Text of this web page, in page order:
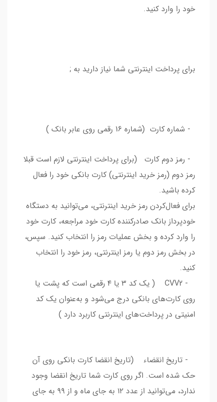
خود را وارد کنید.
برای پرداخت اینترنتی شما نیاز دارید به ;
- شماره کارت (شماره 16 رقمی روی عابر بانک )
- رمز دوم کارت (برای پرداخت اینترنتی لازم است قبلا
رمز دوم (رمز خرید اینترنتی) کارت بانکی خود را فعال
کرده باشید.
برای فعال‌کردن رمز خرید اینترنتی، می‏‌توانید به دستگاه
خودپرداز بانک صادرکننده کارت خود مراجعه، کارت خود
را وارد کرده و بخش عملیات رمز را انتخاب کنید. سپس،
در بخش رمز دوم یا رمز اینترنتی، رمز خود را انتخاب
کنید.
- CVV2 ( یک کد ۳ یا ۴ رقمی است که پشت یا
روی کارت‌‌‌‌‌‌‌‌‌‌‌‌‌‌‌‌‌‌‌‌‌‌‌‌‌‌‌‌‌‌‌‌‌‌‌‌‌‌‌‌‌‌‌‌‌‌‌‌‌‌‌‌‌های بانکی درج می‌شود و به‌‌‌‌‌‌‌‌‌‌‌‌‌‌‌‌‌‌‌‌‌‌‌‌‌‌‌‌‌‌‌‌‌‌‌‌‌‌‌‌‌‌‌‌‌‌‌‌‌‌‌‌‌عنوان یک کد
امنیتی در پرداخت‌‌‌‌‌‌‌‌‌‌‌‌‌‌‌‌‌‌‌‌‌‌‌‌‌‌‌‌‌‌‌‌‌‌‌‌‌‌‌‌‌‌‌‌‌‌‌‌‌‌‌‌‌های اینترنتی کاربرد دارد )
- تاریخ انقضاء (تاریخ انقضا کارت‌ بانکی روی آن
حک شده است. اگر روی کارت شما تاریخ انقضا وجود
ندارد، می‏‌توانید از عدد ۱۲ به جای ماه و از ۹۹ به جای